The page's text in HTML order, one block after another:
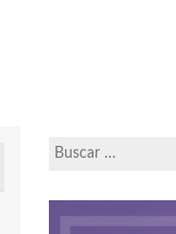
Buscar...